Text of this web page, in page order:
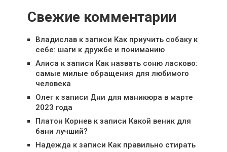
Свежие комментарии
Владиславк записи Как приучить собаку к
себе: шаги к дружбе и пониманию
Алиса к записи Как назвать соню ласково:
самые милые обращения для любимого
человека
Олегк записи Дни для маникюра в марте
2023 года
Платон Корневк записи Какой веник для
бани лучший?
Надежда к записи Как правильно стирать